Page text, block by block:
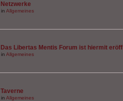
Netzwerke
in Allgemeines
Das Libertas Mentis Forum ist hiermit
in Allgemeines
Taverne
in Allgemeines